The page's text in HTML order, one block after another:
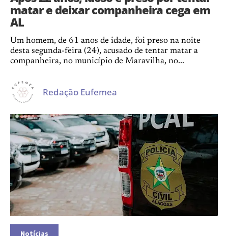
matar e deixar companheira cega em
AL
Um homem, de 61 anos de idade, foi preso na noite
desta segunda-feira (24), acusado de tentar matar a
companheira, no município de Maravilha, no...
Redação Eufemea
Notícias